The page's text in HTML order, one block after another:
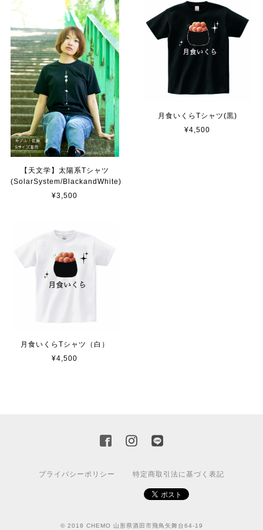
【天文学】太陽系Tシャツ
(SolarSystem/BlackandWhite)
¥3,500
月食いくらTシャツ(黒)
¥4,500
月食いくらTシャツ（白）
¥4,500
プライバシーポリシー 特定商取引法に基づく表記
© 2018 CHEMO 山形県酒田市飛鳥矢舞台64-19